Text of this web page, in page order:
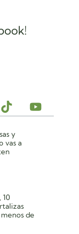
y
vas a
10
de